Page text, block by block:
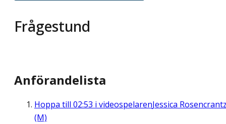
Frågestund
Anförandelista
Hoppa till 02:53 i videospelarenJessica
(M)